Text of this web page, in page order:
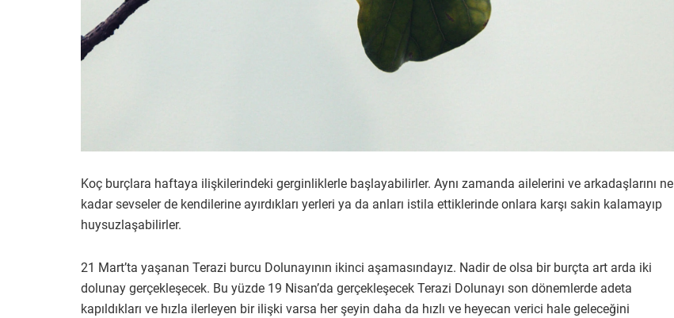
Koç burçlara haftaya ilişkilerindeki gerginliklerle başlayabilirler. Aynı zamanda ailelerini ve arkadaşlarını ne
kadar sevseler de kendilerine ayırdıkları yerleri ya da anları istila ettiklerinde onlara karşı sakin kalamayıp
huysuzlaşabilirler.
21 Mart’ta yaşanan Terazi burcu Dolunayının ikinci aşamasındayız. Nadir de olsa bir burçta art arda iki
dolunay gerçekleşecek. Bu yüzde 19 Nisan’da gerçekleşecek Terazi Dolunayı son dönemlerde adeta
kapıldıkları ve hızla ilerleyen bir ilişki varsa her şeyin daha da hızlı ve heyecan verici hale geleceğini